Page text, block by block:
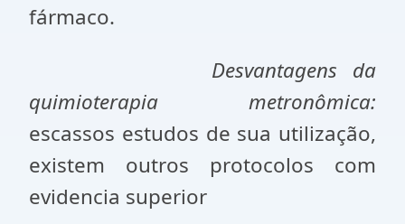
fármaco.
Desvantagens da
quimioterapia metronômica:
escassos estudos de sua utilização,
existem outros protocolos com
evidencia superior